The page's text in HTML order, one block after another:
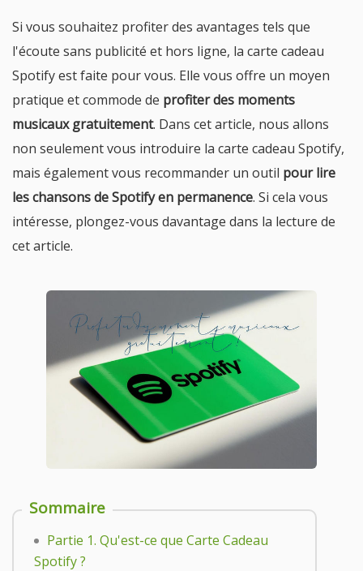
Si vous souhaitez profiter des avantages tels que
l'écoute sans publicité et hors ligne, la carte cadeau
Spotify est faite pour vous. Elle vous offre un moyen
pratique et commode de profiter des moments
musicaux gratuitement. Dans cet article, nous allons
non seulement vous introduire la carte cadeau Spotify,
mais également vous recommander un outil pour lire
les chansons de Spotify en permanence. Si cela vous
intéresse, plongez-vous davantage dans la lecture de
cet article.
Sommaire
Partie 1. Qu'est-ce que Carte Cadeau
Spotify ?